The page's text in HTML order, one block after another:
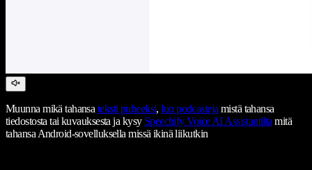
Muunna mikä tahansateksti puheeksi,luo podcastejamistä tahansa
tiedostosta tai kuvauksesta ja kysy Speechify Voice AI Assistantiltamitä
tahansa Android-sovelluksella missä ikinä liikutkin